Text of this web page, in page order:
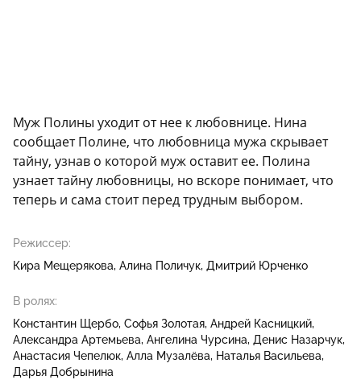
Муж Полины уходит от нее к любовнице. Нина
сообщает Полине, что любовница мужа скрывает
тайну, узнав о которой муж оставит ее. Полина
узнает тайну любовницы, но вскоре понимает, что
теперь и сама стоит перед трудным выбором.
Режиссер:
Кира Мещерякова Алина Поличук Дмитрий Юрченко
В ролях:
Константин Щербо Софья Золотая Андрей Касницкий
Александра Артемьева Ангелина Чурсина Денис Назарчук
Анастасия Чепелюк Алла Музалёва Наталья Васильева
Дарья Добрынина